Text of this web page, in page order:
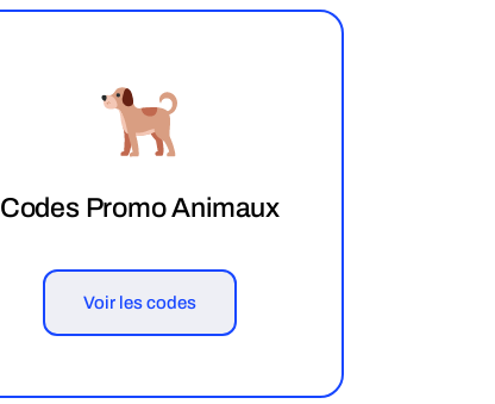
Codes Promo Animaux
Voir les codes